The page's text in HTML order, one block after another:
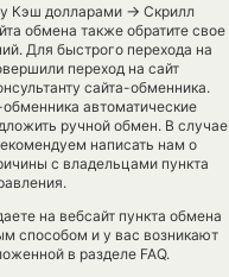
Кэш долларами → Скрилл
обмена также обратите свое
Для быстрого перехода на
переход на сайт
сайта-обменника.
автоматические
ручной обмен. В случае
написать нам о
с владельцами пункта
на вебсайт пункта обмена
способом и у вас возникают
в разделе FAQ.